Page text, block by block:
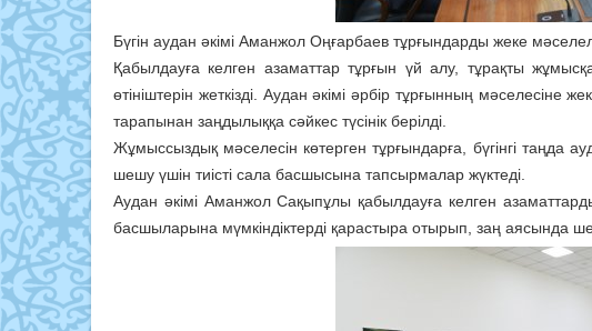
Бүгін аудан әкімі Аманжол Оңғарбаев тұрғындарды жеке
Қабылдауға келген азаматтар тұрғын үй алу, тұрақты
өтініштерін жеткізді. Аудан әкімі әрбір тұрғынның
тарапынан заңдылыққа сәйкес түсінік берілді.
Жұмыссыздық мәселесін көтерген тұрғындарға, бүгінгі
шешу үшін тиісті сала басшысына тапсырмалар жүктеді.
Аудан әкімі Аманжол Сақыпұлы қабылдауға келген
басшыларына мүмкіндіктерді қарастыра отырып, заң аясында